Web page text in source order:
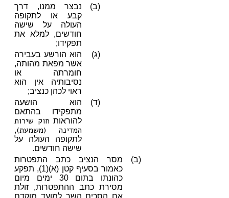
(ב)
נבצר ממנו, דרך
קבע או לתקופה
העולה על שישה
חודשים, למלא את
תפקידו;
(ג)
הוא הורשע בעבירה
אשר מפאת מהותה,
חומרתה או
נסיבותיה אין הוא
ראוי לכהן כנציב;
(ד)
הוא הושעה
מתפקידו בהתאם
להוראות חוק שירות
המדינה (משמעת),
לתקופה העולה על
שישה חודשים.
(ב)
מסר הנציב כתב התפטרות
כאמור בסעיף קטן (א)(1), תפקע
כהונתו בתום 30 ימים מיום
מסירת כתב ההתפטרות, זולת
אם הסכים השר למועד מוקדם